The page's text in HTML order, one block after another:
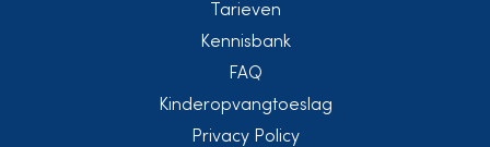
Tarieven
Kennisbank
FAQ
Kinderopvangtoeslag
Privacy Policy